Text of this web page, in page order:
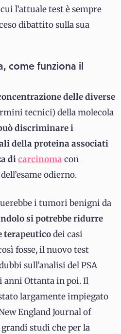
l’attuale test è sempre
dibattito sulla sua
come funziona il
delle diverse
tecnici) della molecola
discriminare i
della proteina associati
dicarcinoma con
odierno.
i tumori benigni da
si potrebbe ridurre
terapeuticodei casi
fosse, il nuovo test
sull’analisi del PSA
Ottanta in poi. Il
largamente impiegato
England Journal of
studi che per la